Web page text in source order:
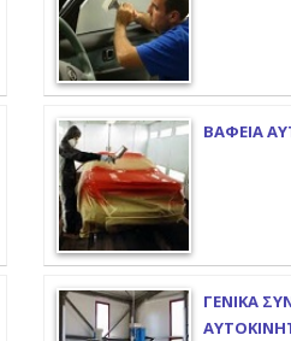
ΒΑΦΕΙΑ
ΓΕΝΙΚΑ